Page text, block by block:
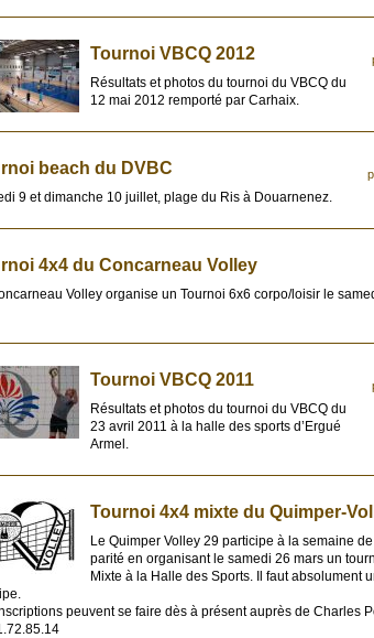
Tournoi VBCQ 2012
Résultats et photos du tournoi du VBCQ du
12 mai 2012 remporté par Carhaix.
beach du DVBC
9 et dimanche 10 juillet, plage du Ris à Douarnenez.
4x4 du Concarneau Volley
Volley organise un Tournoi 6x6 corpo/loisir le
Tournoi VBCQ 2011
Résultats et photos du tournoi du VBCQ du
23 avril 2011 à la halle des sports d’Ergué
Armel.
Tournoi 4x4 mixte du Quimper-
Le Quimper Volley 29 participe à la semaine
parité en organisant le samedi 26 mars un
Mixte à la Halle des Sports. Il faut absolument
peuvent se faire dès à présent auprès de Charles